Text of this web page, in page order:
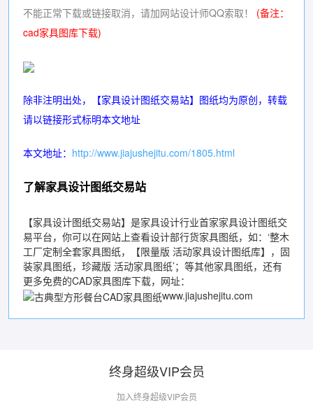
不能正常下载或链接取消，请加网站设计师QQ索取！ (备注：
cad家具图库下载)
除非注明出处，【家具设计图纸交易站】图纸均为原创，转载
请以链接形式标明本文地址
本文地址： http://www.jiajushejitu.com/1805.html
了解家具设计图纸交易站
【家具设计图纸交易站】是家具设计行业首家家具设计图纸交
易平台，你可以在网站上查看设计部行货家具图纸，如：‘整木
工厂定制全套家具图纸，【限量版 活动家具设计图纸库】， 固
装家具图纸， 珍藏版 活动家具图纸’；等其他家具图纸，还有
更多免费的CAD家具图库下载，网址：
www.jiajushejitu.com
终身超级VIP会员
加入终身超级VIP会员